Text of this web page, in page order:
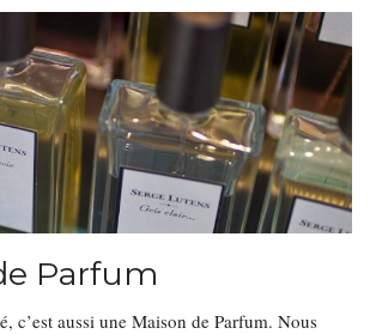
Parfum
c’est aussi une Maison de Parfum. Nous